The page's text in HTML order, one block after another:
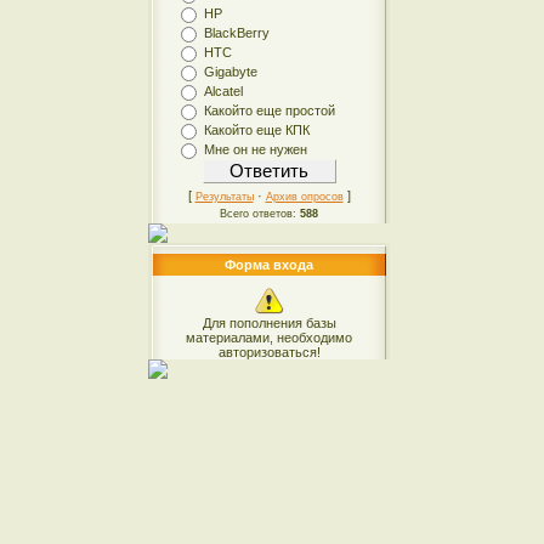
HP
BlackBerry
HTC
Gigabyte
Alcatel
Какойто еще простой
Какойто еще КПК
Мне он не нужен
[ Результаты· Архив опросов]
Всего ответов: 588
Форма входа
Для пополнения базы
материалами, необходимо
авторизоваться!